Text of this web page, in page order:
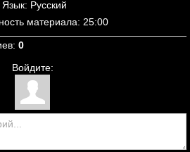
Язык: Русский
материала: 25:00
: 0
Войдите: